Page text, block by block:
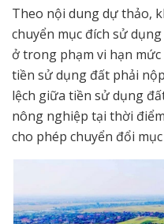
Theo nội dung dự thảo,
chuyển mục đích sử
ở trong phạm vi hạn
tiền sử dụng đất phải
lệch giữa tiền sử dụng
nông nghiệp tại thời
cho phép chuyển đổi mục